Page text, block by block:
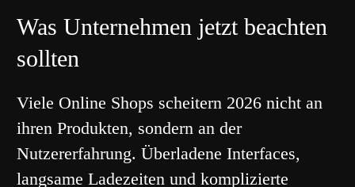
Was Unternehmen jetzt beachten
sollten
Viele Online Shops scheitern 2026 nicht an
ihren Produkten, sondern an der
Nutzererfahrung. Überladene Interfaces,
langsame Ladezeiten und komplizierte